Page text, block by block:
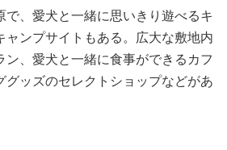
、愛犬と一緒に思いきり遊べるキ
ャンプサイトもある。広大な敷地内
ン、愛犬と一緒に食事ができるカフ
グッズのセレクトショップなどがあ